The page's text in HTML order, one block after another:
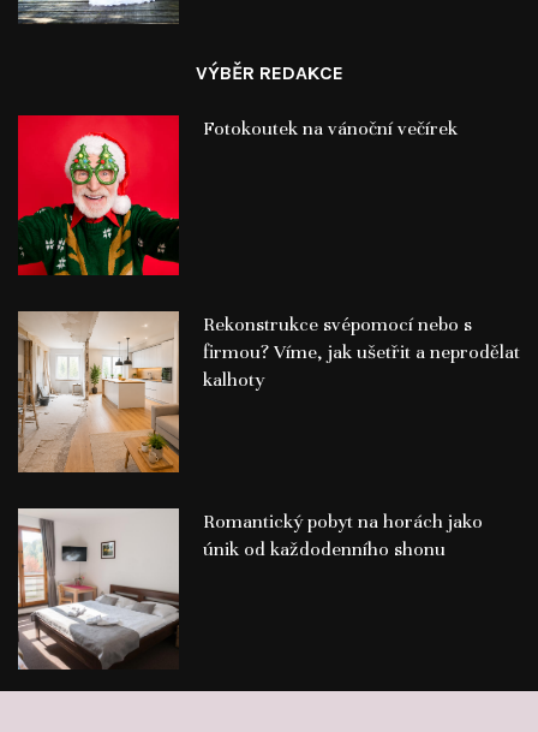
VÝBĚR REDAKCE
Fotokoutek na vánoční večírek
Rekonstrukce svépomocí nebo s
firmou? Víme, jak ušetřit a neprodělat
kalhoty
Romantický pobyt na horách jako
únik od každodenního shonu